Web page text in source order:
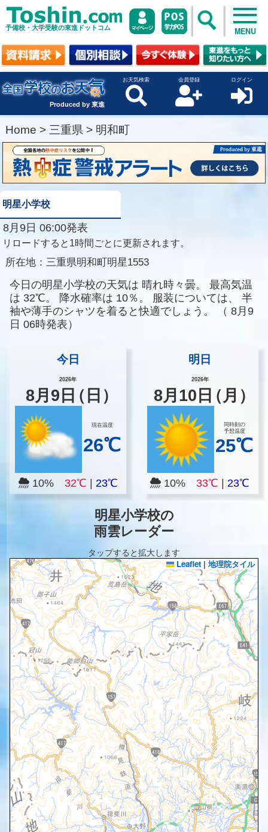
予備校・大学受験の東進ドットコム MENU
Produced by 東進
お天気検索 会員登録 ログイン
Home > 三重県 > 明和町
明星小学校
8月9日 06:00発表
リロードすると1時間ごとに更新されます。
所在地： 三重県明和町明星1553
今日の明星小学校の天気は 晴れ時々曇。
最高気温
は 32℃。 降水確率は 10％。 服装については、
半
袖や薄手のシャツを着ると快適でしょう。
（ 8月9
日 06時発表）
今日
2026年
8月 9 日（日）
現在温度
26℃
10% 32℃ 23℃
明日
2026年
8月 10 日（月）
同時刻の
予想温度
25℃
10%33℃ |23℃
明星小学校の
雨雲レーダー
タップすると拡大します
Leaflet | 地理院タイル